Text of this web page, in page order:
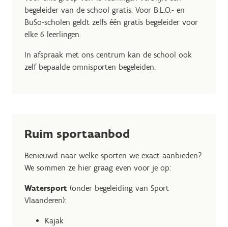
begeleider van de school gratis. Voor B.L.O.- en
BuSo-scholen geldt zelfs één gratis begeleider voor
elke 6 leerlingen.
In afspraak met ons centrum kan de school ook
zelf bepaalde omnisporten begeleiden.
Ruim sportaanbod
Benieuwd naar welke sporten we exact aanbieden?
We sommen ze hier graag even voor je op:
Watersport (onder begeleiding van Sport
Vlaanderen):
Kajak